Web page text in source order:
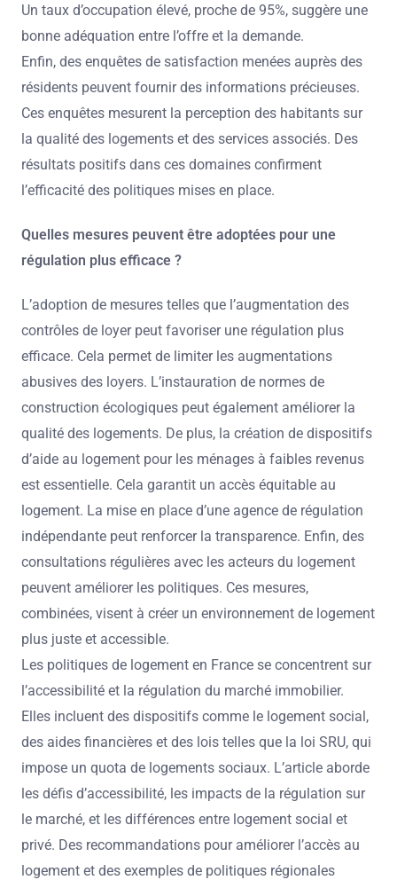
Un taux d’occupation élevé, proche de 95%, suggère une
bonne adéquation entre l’offre et la demande.
Enfin, des enquêtes de satisfaction menées auprès des
résidents peuvent fournir des informations précieuses.
Ces enquêtes mesurent la perception des habitants sur
la qualité des logements et des services associés. Des
résultats positifs dans ces domaines confirment
l’efficacité des politiques mises en place.
Quelles mesures peuvent être adoptées pour une
régulation plus efficace ?
L’adoption de mesures telles que l’augmentation des
contrôles de loyer peut favoriser une régulation plus
efficace. Cela permet de limiter les augmentations
abusives des loyers. L’instauration de normes de
construction écologiques peut également améliorer la
qualité des logements. De plus, la création de dispositifs
d’aide au logement pour les ménages à faibles revenus
est essentielle. Cela garantit un accès équitable au
logement. La mise en place d’une agence de régulation
indépendante peut renforcer la transparence. Enfin, des
consultations régulières avec les acteurs du logement
peuvent améliorer les politiques. Ces mesures,
combinées, visent à créer un environnement de logement
plus juste et accessible.
Les politiques de logement en France se concentrent sur
l’accessibilité et la régulation du marché immobilier.
Elles incluent des dispositifs comme le logement social,
des aides financières et des lois telles que la loi SRU, qui
impose un quota de logements sociaux. L’article aborde
les défis d’accessibilité, les impacts de la régulation sur
le marché, et les différences entre logement social et
privé. Des recommandations pour améliorer l’accès au
logement et des exemples de politiques régionales